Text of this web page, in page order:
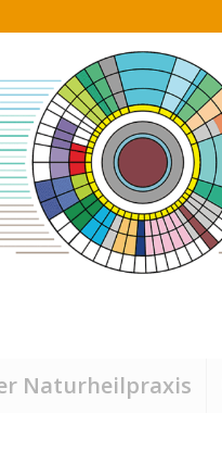
Naturheilpraxis